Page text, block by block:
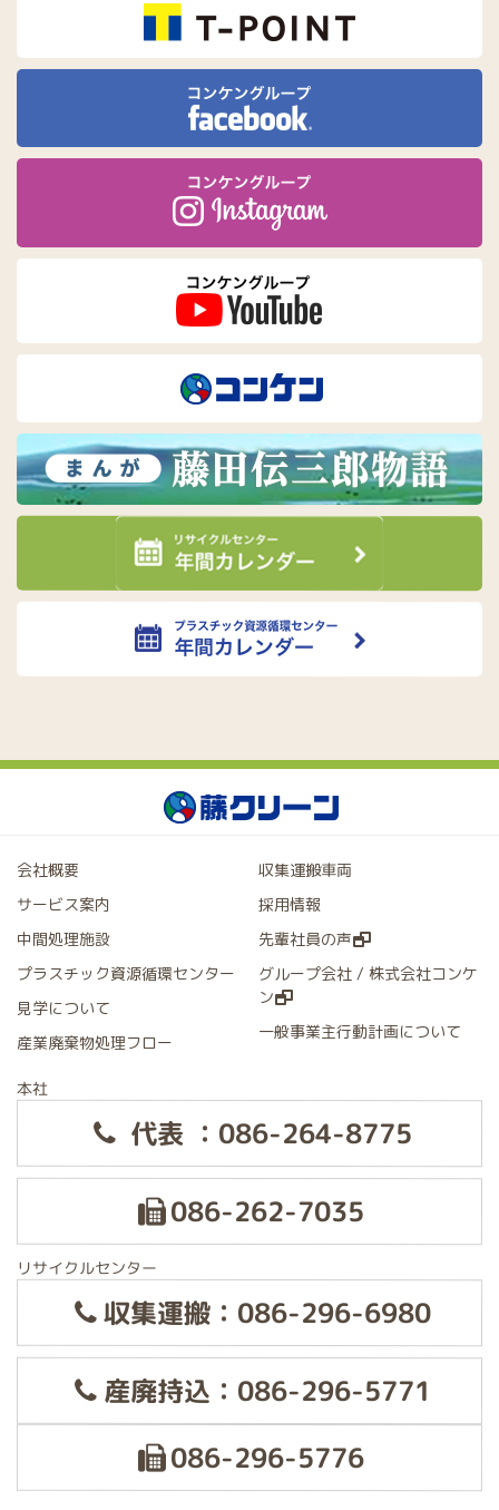
会社概要
サービス案内
中間処理施設
プラスチック資源循環センター
見学について
産業廃棄物処理フロー
収集運搬車両
採用情報
先輩社員の声
グループ会社 / 株式会社コンケ
ン
一般事業主行動計画について
本社
代表 ：086-264-8775
086-262-7035
リサイクルセンター
収集運搬：086-296-6980
産廃持込：086-296-5771
086-296-5776